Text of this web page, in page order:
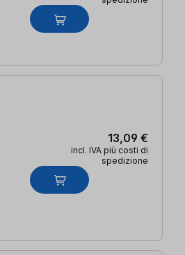
13,09 €
incl. IVA più costi di
spedizione